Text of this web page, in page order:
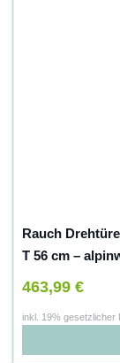
Rauch
T 56 cm –
463,99 €
inkl. 19% gesetzlicher